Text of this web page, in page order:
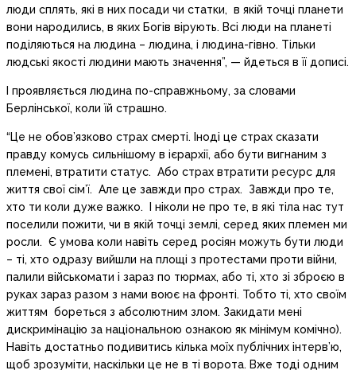
люди сплять, які в них посади чи статки, в якій точці планети
вони народились, в яких Богів вірують. Всі люди на планеті
поділяються на людина – людина, і людина-гівно. Тільки
людські якості людини мають значення”, — йдеться в її дописі.
І проявляється людина по-справжньому, за словами
Берлінської, коли їй страшно.
“Це не обов’язково страх смерті. Іноді це страх сказати
правду комусь сильнішому в ієрархії, або бути вигнаним з
племені, втратити статус. Або страх втратити ресурс для
життя свої сім’ї. Але це завжди про страх. Завжди про те,
хто ти коли дуже важко. І ніколи не про те, в які тіла нас тут
поселили пожити, чи в якій точці землі, серед яких племен ми
росли. Є умова коли навіть серед росіян можуть бути люди
– ті, хто одразу вийшли на площі з протестами проти війни,
палили військомати і зараз по тюрмах, або ті, хто зі зброєю в
руках зараз разом з нами воює на фронті. Тобто ті, хто своїм
життям бореться з абсолютним злом. Закидати мені
дискримінацію за національною ознакою як мінімум комічно).
Навіть достатньо подивитись кілька моїх публічних інтерв’ю,
щоб зрозуміти, наскільки це не в ті ворота. Вже тоді одним